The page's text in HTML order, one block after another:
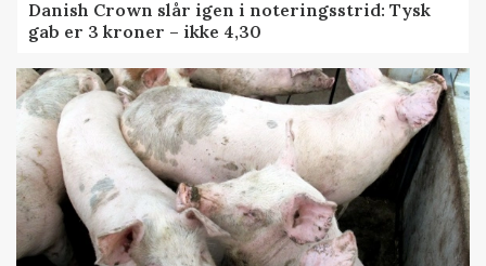
Danish Crown slår igen i noteringsstrid: Tysk
gab er 3 kroner – ikke 4,30